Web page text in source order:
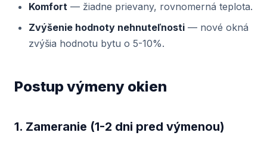
Komfort — žiadne prievany, rovnomerná teplota.
Zvýšenie hodnoty nehnuteľnosti — nové okná
zvýšia hodnotu bytu o 5-10%.
Postup výmeny okien
1. Zameranie (1-2 dni pred výmenou)